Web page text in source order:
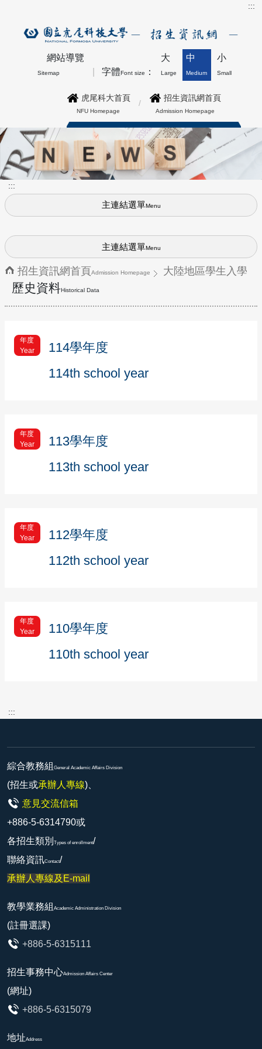
:::
網站導覽
Sitemap 字體Font size ：
大
Large
中
Medium
小
Small
虎尾科大首頁
NFU Homepage
招生資訊網首頁
Admission Homepage
博士班最新公告上方形象圖
:::
主連結選單Menu
主連結選單Menu
招生資訊網首頁Admission Homepage 大陸地區學生入學
歷史資料Historical Data
年度
Year
114學年度
114th school year
年度
Year
113學年度
113th school year
年度
Year
112學年度
112th school year
年度
Year
110學年度
110th school year
:::
綜合教務組 General Academic Affairs Division
(招生或承辦人專線)、
意見交流信箱
+886-5-6314790或
各招生類別 Types of enrollment/
聯絡資訊Contact/
承辦人專線及E-mail
教學業務組 Academic Administration Division
(註冊選課)
+886-5-6315111
招生事務中心Admission Affairs Center
(網址)
+886-5-6315079
地址Address